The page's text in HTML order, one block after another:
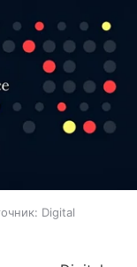
Digital